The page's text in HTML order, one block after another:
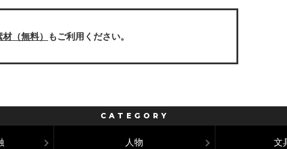
（無料） もご利用ください。
CATEGORY
人物 文